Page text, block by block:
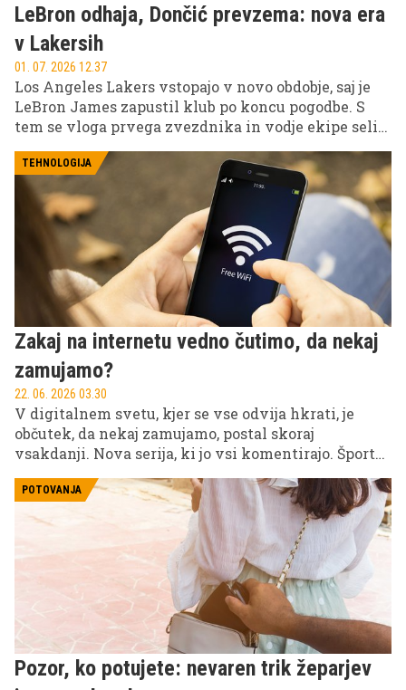
LeBron odhaja, Dončić prevzema: nova era
v Lakersih
01. 07. 2026 12.37
Los Angeles Lakers vstopajo v novo obdobje, saj je
LeBron James zapustil klub po koncu pogodbe. S
tem se vloga prvega zvezdnika in vodje ekipe seli
glavna figura prihodnosti franšize.
TEHNOLOGIJA
Zakaj na internetu vedno čutimo, da nekaj
zamujamo?
22. 06. 2026 03.30
V digitalnem svetu, kjer se vse odvija hkrati, je
občutek, da nekaj zamujamo, postal skoraj
vsakdanji. Nova serija, ki jo vsi komentirajo. Športni
minutah. Viralni video, ki ga ne moreš več
ignorirati, ker ga vidiš povsod. In vmes še množica
drobnih informacij, ki oblikujejo pogovore v družbi.
POTOVANJA
Pozor, ko potujete: nevaren trik žeparjev